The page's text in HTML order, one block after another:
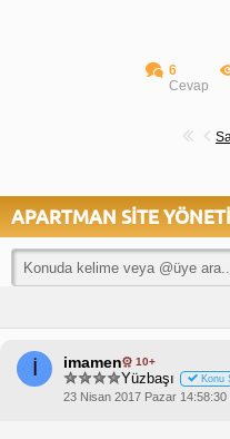
6
Cevap
APARTMAN SİTE
İ imamen 10+
Yüzbaşı Konu
23 Nisan 2017 Pazar 14:58:30